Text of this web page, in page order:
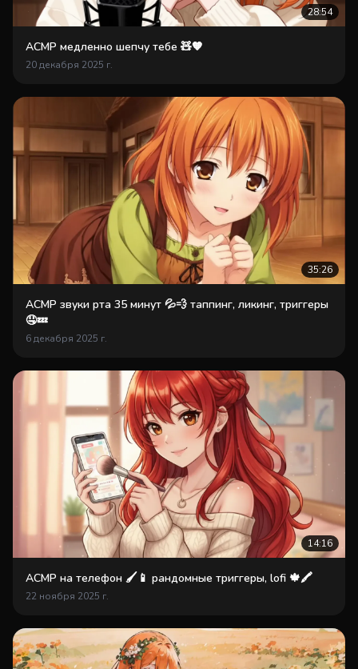
28:54
АСМР медленно шепчу тебе 🧸🧡
20 декабря 2025 г.
35:26
АСМР звуки рта 35 минут 💦💨 таппинг, ликинг, триггеры
🤤💤
6 декабря 2025 г.
14:16
АСМР на телефон 🖌📱 рандомные триггеры, lofi 🍁🖍
22 ноября 2025 г.